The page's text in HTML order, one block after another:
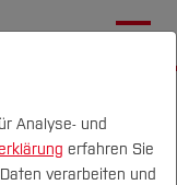
Analyse- und
erfahren Sie
verarbeiten und